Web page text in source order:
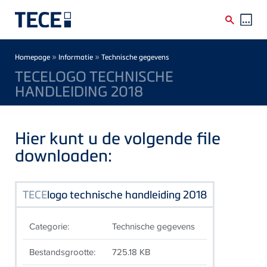
Breadcrumb
Homepage » Informatie » Technische gegevens
TECELOGO TECHNISCHE
HANDLEIDING 2018
Hier kunt u de volgende file
downloaden:
TECElogo technische handleiding 2018
Categorie: Technische gegevens
Bestandsgrootte: 725.18 KB